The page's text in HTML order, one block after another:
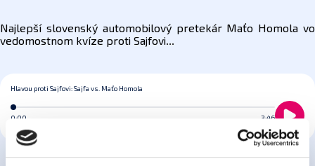
Najlepší slovenský automobilový pretekár Maťo Homola vo
vedomostnom kvíze proti Sajfovi...
Hlavou proti Sajfovi: Sajfa vs. Maťo Homola
0:00 3:46